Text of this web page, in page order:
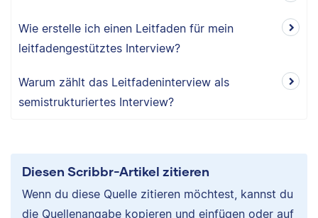
Wie erstelle ich einen Leitfaden für mein
leitfadengestütztes Interview?
Warum zählt das Leitfadeninterview als
semistrukturiertes Interview?
Diesen Scribbr-Artikel zitieren
Wenn du diese Quelle zitieren möchtest, kannst du
die Quellenangabe kopieren und einfügen oder auf